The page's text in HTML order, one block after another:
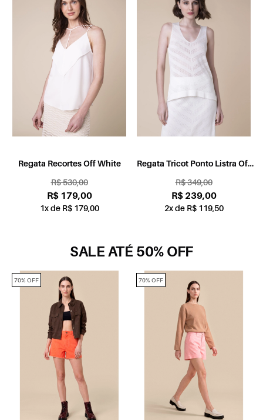
Regata Recortes Off White
R$ 530,00
R$ 179,00
1x de R$ 179,00
Regata Tricot Ponto Listra Off
R$ 349,00
R$ 239,00
2x de R$ 119,50
SALE ATÉ 50% OFF
70% OFF 70% OFF